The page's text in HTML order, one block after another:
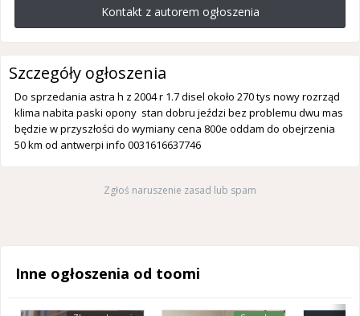
Kontakt z autorem ogłoszenia
Szczegóły ogłoszenia
Do sprzedania astra h z 2004 r 1.7 disel około 270 tys nowy rozrząd
klima nabita paski opony stan dobru jeździ bez problemu dwu mas
będzie w przyszłości do wymiany cena 800e oddam do obejrzenia
50 km od antwerpi info 0031616637746
Zgłoś naruszenie zasad lub spam
Inne ogłoszenia od toomi